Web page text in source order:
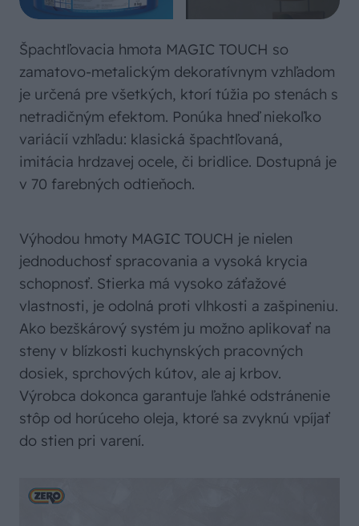
Špachtľovacia hmota MAGIC TOUCH so
zamatovo-metalickým dekoratívnym vzhľadom
je určená pre všetkých, ktorí túžia po stenách s
netradičným efektom. Ponúka hneď niekoľko
variácií vzhľadu: klasická špachtľovaná,
imitácia hrdzavej ocele, či bridlice. Dostupná je
v 70 farebných odtieňoch.
Výhodou hmoty MAGIC TOUCH je nielen
jednoduchosť spracovania a vysoká krycia
schopnosť. Stierka má vysoko záťažové
vlastnosti, je odolná proti vlhkosti a zašpineniu.
Ako bezškárový systém ju možno aplikovať na
steny v blízkosti kuchynských pracovných
dosiek, sprchových kútov, ale aj krbov.
Výrobca dokonca garantuje ľahké odstránenie
stôp od horúceho oleja, ktoré sa zvyknú vpíjať
do stien pri varení.